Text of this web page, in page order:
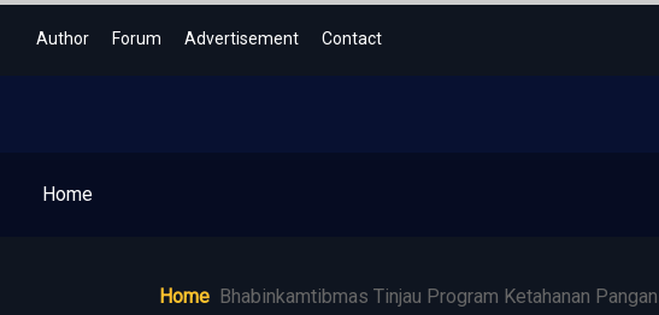
Author Forum Advertisement Contact
Home
Home Bhabinkamtibmas Tinjau Program Ketahanan